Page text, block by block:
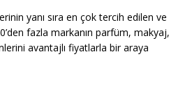
yanı sıra en çok tercih edilen ve
fazla markanın parfüm, makyaj,
avantajlı fiyatlarla bir araya